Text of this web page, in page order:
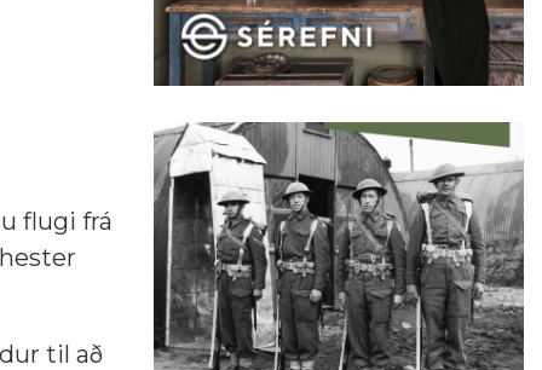
flugi frá
til að